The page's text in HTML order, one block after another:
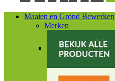
Maaien en Grond Bewerken
Merken